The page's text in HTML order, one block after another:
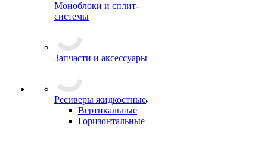
Моноблоки и сплит-
системы
Запчасти и аксессуары
Ресиверы жидкостные
Вертикальные
Горизонтальные